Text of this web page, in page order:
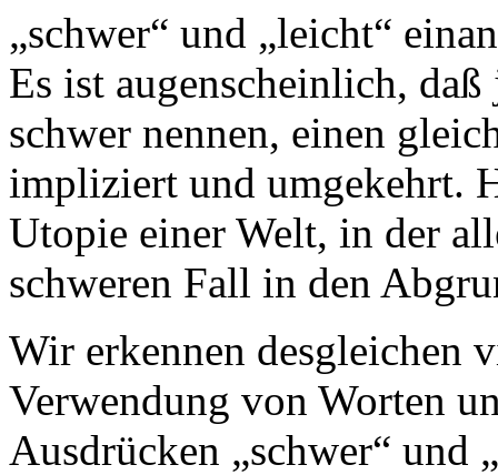
„schwer“ und „leicht“
Es ist augenscheinlich,
schwer nennen, einen
impliziert und umgekehrt.
Utopie einer Welt, in der
schweren Fall in den
Wir erkennen desgleichen
Verwendung von Worten
Ausdrücken „schwer“ und